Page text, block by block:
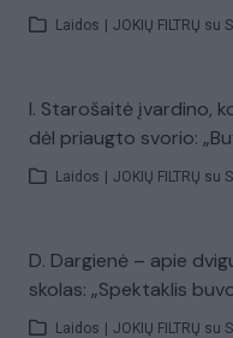
Laidos | JOKIŲ FILTRŲ su
I. Starošaitė įvardino,
dėl priaugto svorio:
Laidos | JOKIŲ FILTRŲ su
D. Dargienė – apie
skolas: „Spektaklis
Laidos | JOKIŲ FILTRŲ su